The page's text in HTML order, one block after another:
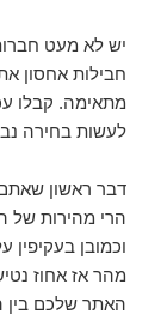
יש לא מעט
חבילות אחסון
מתאימה. קבלו
לעשות בחירה
דבר ראשון
הרי מהירות של
וכמובן
מהר אז אחוז
האתר שלכם בין